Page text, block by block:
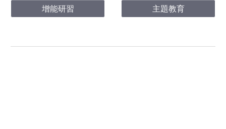
增能研習 主題教育